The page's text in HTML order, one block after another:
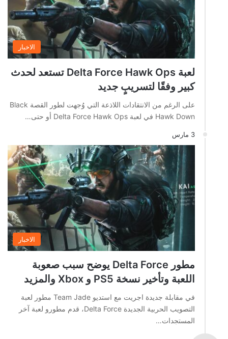
الاخبار
لعبة Delta Force Hawk Ops تستعد لحدث
كبير وفقًا لتسريبٍ جديد
على الرغم من الانتقادات اللاذعة التي وُجهت لطور القصة Black
Hawk Down في لعبة Delta Force Hawk Ops أو حتى…
3 مارس
الاخبار
مطور Delta Force يوضح سبب صعوبة
اللعبة وتأخير نسخة PS5 و Xbox والمزيد
في مقابلة جديدة اجريت مع استديو Team Jade مطور لعبة
التصويب الحربية الجديدة Delta Force، قدم مطورو لعبة آخر
المستجدات…